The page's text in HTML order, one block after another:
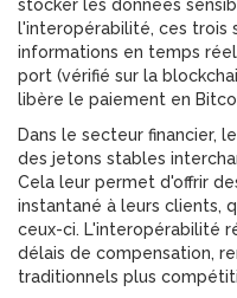
stocker les données
l'interopérabilité, ces trois
informations en temps
port (vérifié sur la
libère le paiement en
Dans le secteur financier,
des jetons stables
Cela leur permet d'offrir
instantané à leurs clients,
ceux-ci. L'interopérabilité
délais de compensation,
traditionnels plus